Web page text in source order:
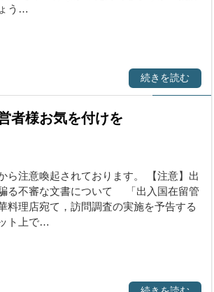
う…
続きを読む
者様お気を付けを
ら注意喚起されております。 【注意】出
る不審な文書について 「出入国在留管
料理店宛て，訪問調査の実施を予告する
ト上で…